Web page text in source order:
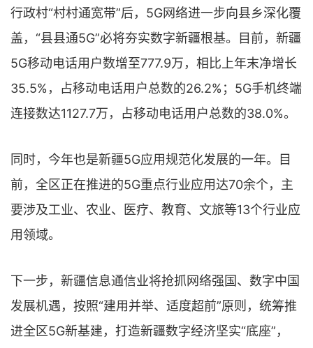
行政村“村村通宽带”后，5G网络进一步向县乡深化覆
盖，“县县通5G”必将夯实数字新疆根基。目前，新疆
5G移动电话用户数增至777.9万，相比上年末净增长
35.5%，占移动电话用户总数的26.2%；5G手机终端
连接数达1127.7万，占移动电话用户总数的38.0%。
同时，今年也是新疆5G应用规范化发展的一年。目
前，全区正在推进的5G重点行业应用达70余个，主
要涉及工业、农业、医疗、教育、文旅等13个行业应
用领域。
下一步，新疆信息通信业将抢抓网络强国、数字中国
发展机遇，按照“建用并举、适度超前”原则，统筹推
进全区5G新基建，打造新疆数字经济坚实“底座”，